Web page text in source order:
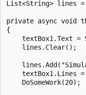
List<String> lines
private async void
{
textBox1.Text =
    lines.Clear();
textBox1.Lines
    DoSomeWork(20);